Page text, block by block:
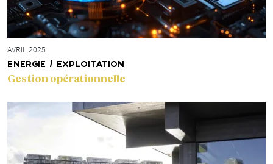
AVRIL 2025
ENERGIE / EXPLOITATION
Gestion opérationnelle